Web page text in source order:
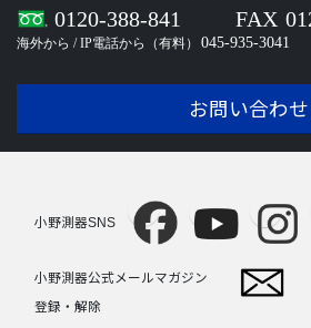
お問い合わせ
小野測器SNS
小野測器公式メールマガジン
登録・解除